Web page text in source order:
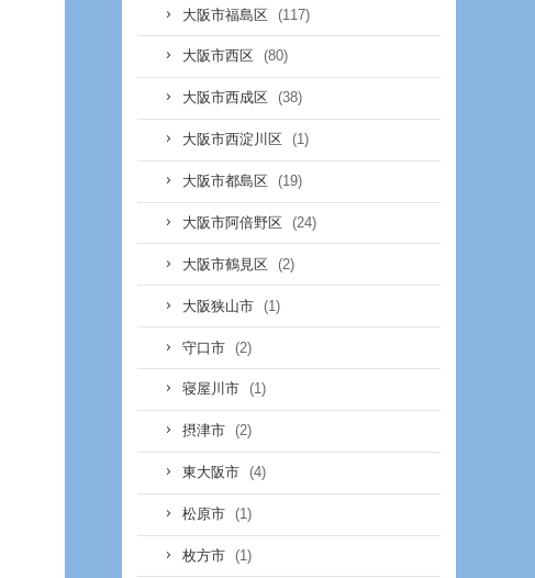
大阪市福島区 (117)
大阪市西区 (80)
大阪市西成区 (38)
大阪市西淀川区 (1)
大阪市都島区 (19)
大阪市阿倍野区 (24)
大阪市鶴見区 (2)
大阪狭山市 (1)
守口市 (2)
寝屋川市 (1)
摂津市 (2)
東大阪市 (4)
松原市 (1)
枚方市 (1)